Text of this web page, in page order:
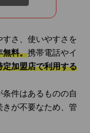
すさ、使いやすさを
無料。携帯電話やイ
定加盟店で利用する
件はあるものの自
が不要なため、管